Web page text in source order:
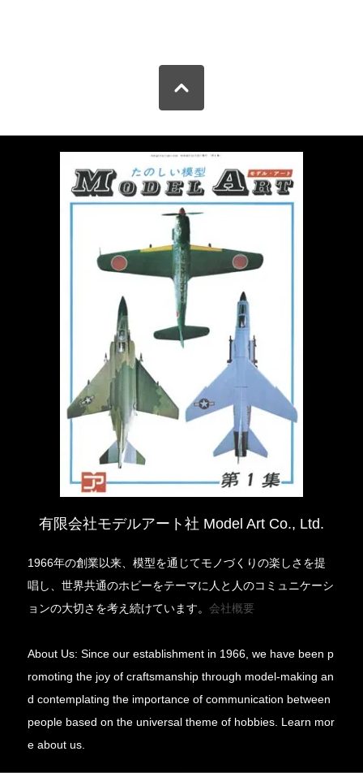
有限会社モデルアート社 Model Art Co., Ltd.
1966年の創業以来、模型を通じてモノづくりの楽しさを提
唱し、世界共通のホビーをテーマに人と人のコミュニケーシ
ョンの大切さを考え続けています。会社概要
About Us: Since our establishment in 1966, we have been p
romoting the joy of craftsmanship through model-making an
d contemplating the importance of communication between
people based on the universal theme of hobbies. Learn mor
e about us.